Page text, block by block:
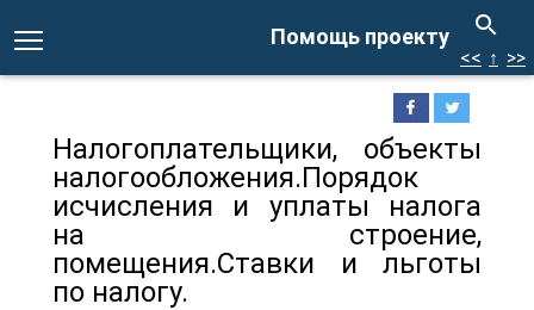
Помощь проекту
<< ↑ >>
Налогоплательщики, объекты
налогообложения.Порядок
исчисления и уплаты налога
на строение,
помещения.Ставки и льготы
по налогу.